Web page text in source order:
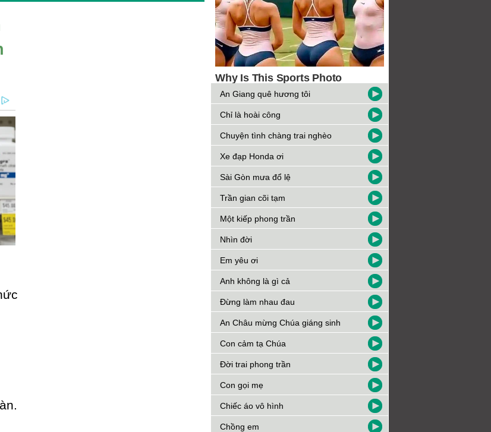
An Giang quê hương tôi
Chỉ là hoài công
Chuyện tình chàng trai nghèo
Xe đạp Honda ơi
Sài Gòn mưa đổ lệ
Trần gian cõi tạm
Một kiếp phong trần
Nhìn đời
Em yêu ơi
Anh không là gì cả
Đừng làm nhau đau
An Châu mừng Chúa giáng sinh
Con cảm tạ Chúa
Đời trai phong trần
Con gọi mẹ
Chiếc áo vô hình
Chồng em